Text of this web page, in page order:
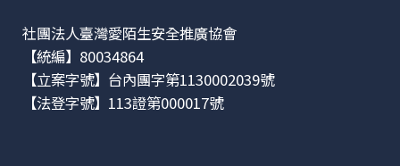
社團法人臺灣愛陌生安全推廣協會
【統編】80034864
【立案字號】台內團字第1130002039號
【法登字號】113證第000017號